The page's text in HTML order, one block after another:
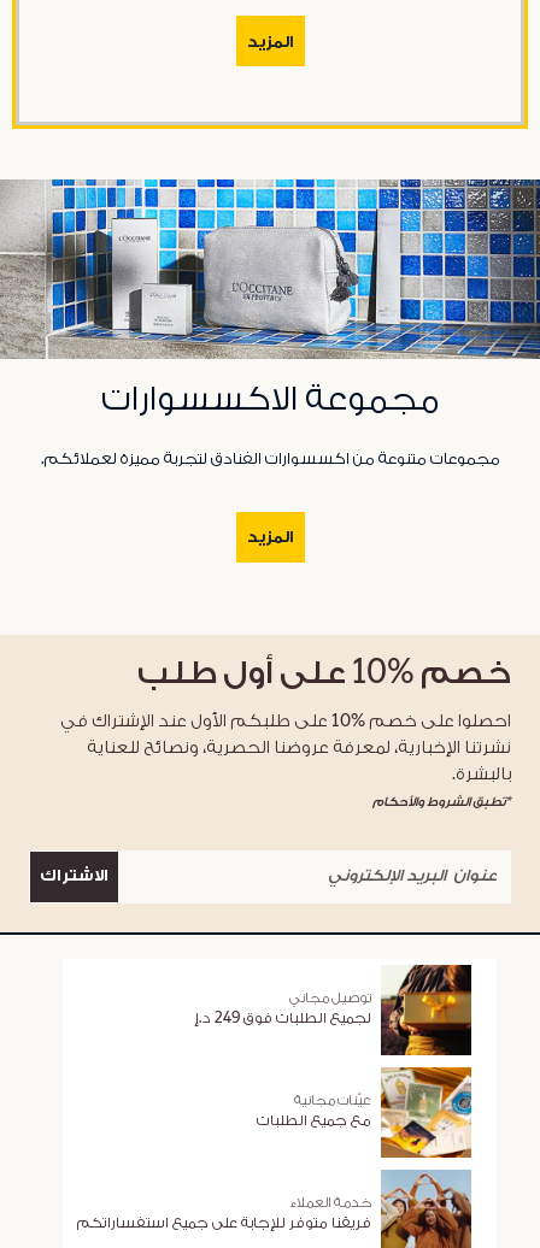
المزيد
مجموعة الاكسسوارات
مجموعات متنوعة من اكسسوارات الفنادق لتجربة مميزة لعملائكم.
المزيد
خصم %10 على أول طلب
احصلوا على خصم %10 على طلبكم الأول عند الإشتراك في
نشرتنا الإخبارية، لمعرفة عروضنا الحصرية، ونصائح للعناية
بالبشرة.
*تطبق الشروط والأحكام
الاشتراك
توصيل مجاني
لجميع الطلبات فوق 249 د.إ
عيّنات مجانية
مع جميع الطلبات
خدمة العملاء
فريقنا متوفر للإجابة على جميع استفساراتكم